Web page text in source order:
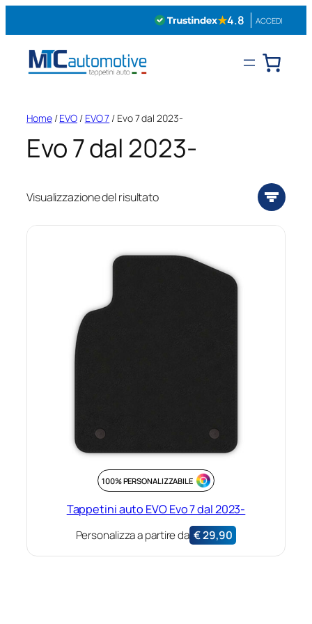
★4.8 ACCEDI
Home/EVO / EVO 7 / Evo 7 dal 2023-
Evo 7 dal 2023-
Visualizzazione del risultato
100% PERSONALIZZABILE
Tappetini auto EVO Evo 7 dal 2023-
Personalizza a partire da €29,90